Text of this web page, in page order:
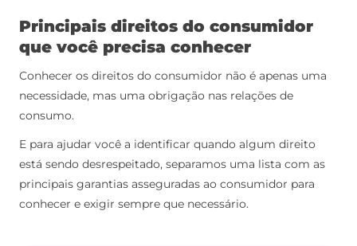
Principais direitos do consumidor
que você precisa conhecer
Conhecer os direitos do consumidor não é apenas uma
necessidade, mas uma obrigação nas relações de
consumo.
E para ajudar você a identificar quando algum direito
está sendo desrespeitado, separamos uma lista com as
principais garantias asseguradas ao consumidor para
conhecer e exigir sempre que necessário.